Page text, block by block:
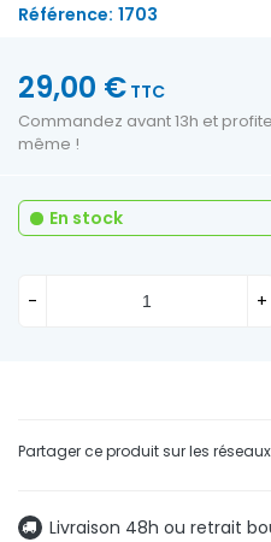
Référence: 1703
Livraison 48h ou retrait
29,00 € TTC
Commandez avant 13h et
même !
En stock
- +